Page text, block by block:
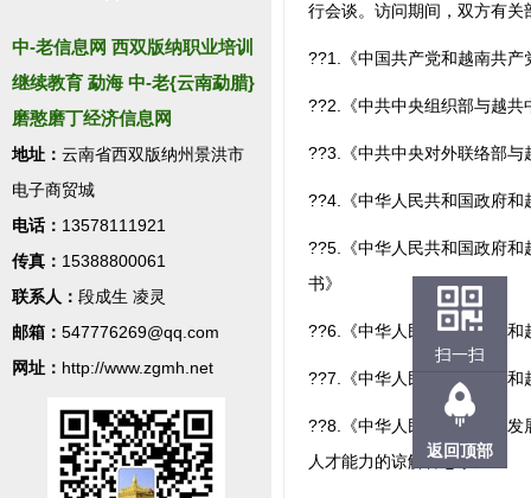
中-老信息网 西双版纳职业培训
继续教育 勐海 中-老{云南勐腊}
磨憨磨丁经济信息网
地址： 云南省西双版纳州景洪市
电子商贸城
电话： 13578111921
传真： 15388800061
联系人： 段成生 凌灵
邮箱： 547776269@qq.com
网址： http://www.zgmh.net
行会谈。访问期间，双方有
??1.《中国共产党和越南共
??2.《中共中央组织部与越
??3.《中共中央对外联络部与
??4.《中华人民共和国政府
??5.《中华人民共和国政府
书》
??6.《中华人民共和国政府
??7.《中华人民共和国政府
??8.《中华人民共和国国家
人才能力的谅解备忘录》
扫一扫
返回顶部